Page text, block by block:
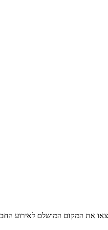
את המקום המושלם לאירוע